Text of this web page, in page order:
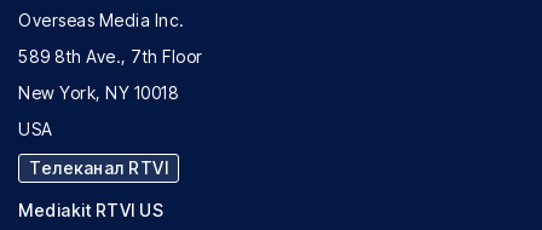
Overseas Media Inc.
589 8th Ave., 7th Floor
New York, NY 10018
USA
Телеканал RTVI
Mediakit RTVI US